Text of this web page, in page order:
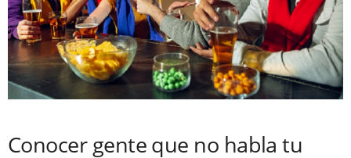
Conocer gente que no habla tu